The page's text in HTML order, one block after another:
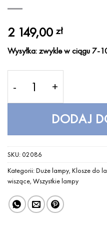
2 149,00zł
Wysyłka: zwykle w ciągu 7-
DODAJ
SKU: 02086
Kategorii: Duże lampy, Klosze do
wiszące, Wszystkie lampy